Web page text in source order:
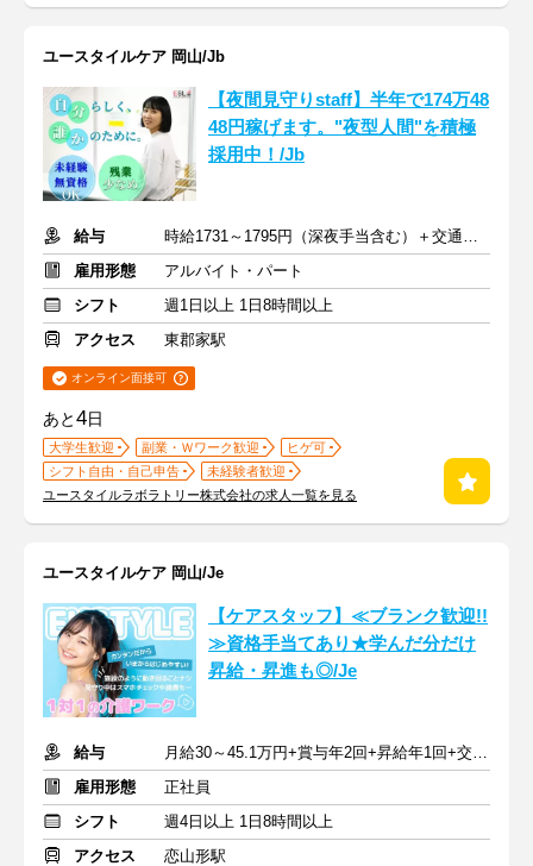
ユースタイルケア 岡山/Jb
【夜間見守りstaff】半年で174万48
48円稼げます。"夜型人間"を積極
採用中！/Jb
給与
時給1731～1795円（深夜手当含む）＋交通費支給
雇用形態
アルバイト・パート
シフト
週1日以上 1日8時間以上
アクセス
東郡家駅
オンライン面接可
あと4日
大学生歓迎 副業・Ｗワーク歓迎
ヒゲ可
シフト自由・自己申告
未経験者歓迎
ユースタイルラボラトリー株式会社の求人一覧を見る
ユースタイルケア 岡山/Je
【ケアスタッフ】≪ブランク歓迎!!
≫資格手当てあり★学んだ分だけ
昇給・昇進も◎/Je
給与
月給30～45.1万円+賞与年2回+昇給年1回+交通費全額
雇用形態
正社員
シフト
週4日以上 1日8時間以上
アクセス
恋山形駅